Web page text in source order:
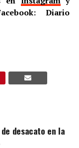
Diario
desacato en la